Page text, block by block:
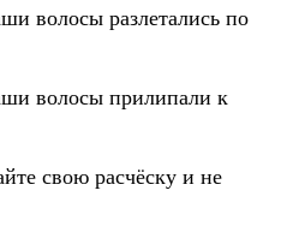
волосы разлетались по
волосы прилипали к
свою расчёску и не